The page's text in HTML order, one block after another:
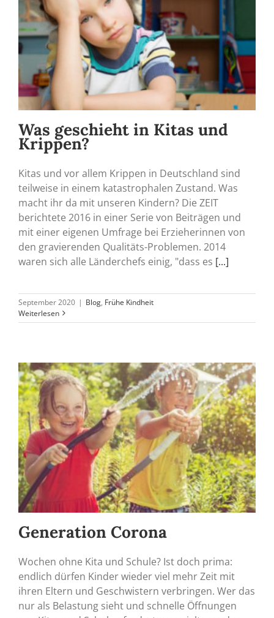
Was geschieht in Kitas und
Krippen?
Kitas und vor allem Krippen in Deutschland sind
teilweise in einem katastrophalen Zustand. Was
macht ihr da mit unseren Kindern? Die ZEIT
berichtete 2016 in einer Serie von Beiträgen und
mit einer eigenen Umfrage bei Erzieherinnen von
den gravierenden Qualitäts-Problemen. 2014
waren sich alle Länderchefs einig, "dass es [...]
September 2020 | Blog, Frühe Kindheit
Weiterlesen
Generation Corona
Wochen ohne Kita und Schule? Ist doch prima:
endlich dürfen Kinder wieder viel mehr Zeit mit
ihren Eltern und Geschwistern verbringen. Wer das
nur als Belastung sieht und schnelle Öffnungen